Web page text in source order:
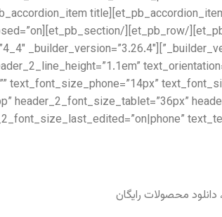
text_font_size_phone=”14px”
header_2_font_size_tablet=”36px”
دانلود محصولات رایگان